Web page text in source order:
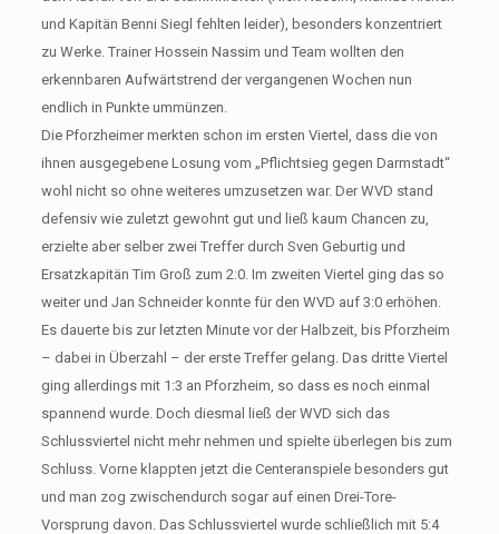
und Kapitän Benni Siegl fehlten leider), besonders konzentriert
zu Werke. Trainer Hossein Nassim und Team wollten den
erkennbaren Aufwärtstrend der vergangenen Wochen nun
endlich in Punkte ummünzen.
Die Pforzheimer merkten schon im ersten Viertel, dass die von
ihnen ausgegebene Losung vom „Pflichtsieg gegen Darmstadt“
wohl nicht so ohne weiteres umzusetzen war. Der WVD stand
defensiv wie zuletzt gewohnt gut und ließ kaum Chancen zu,
erzielte aber selber zwei Treffer durch Sven Geburtig und
Ersatzkapitän Tim Groß zum 2:0. Im zweiten Viertel ging das so
weiter und Jan Schneider konnte für den WVD auf 3:0 erhöhen.
Es dauerte bis zur letzten Minute vor der Halbzeit, bis Pforzheim
– dabei in Überzahl – der erste Treffer gelang. Das dritte Viertel
ging allerdings mit 1:3 an Pforzheim, so dass es noch einmal
spannend wurde. Doch diesmal ließ der WVD sich das
Schlussviertel nicht mehr nehmen und spielte überlegen bis zum
Schluss. Vorne klappten jetzt die Centeranspiele besonders gut
und man zog zwischendurch sogar auf einen Drei-Tore-
Vorsprung davon. Das Schlussviertel wurde schließlich mit 5:4